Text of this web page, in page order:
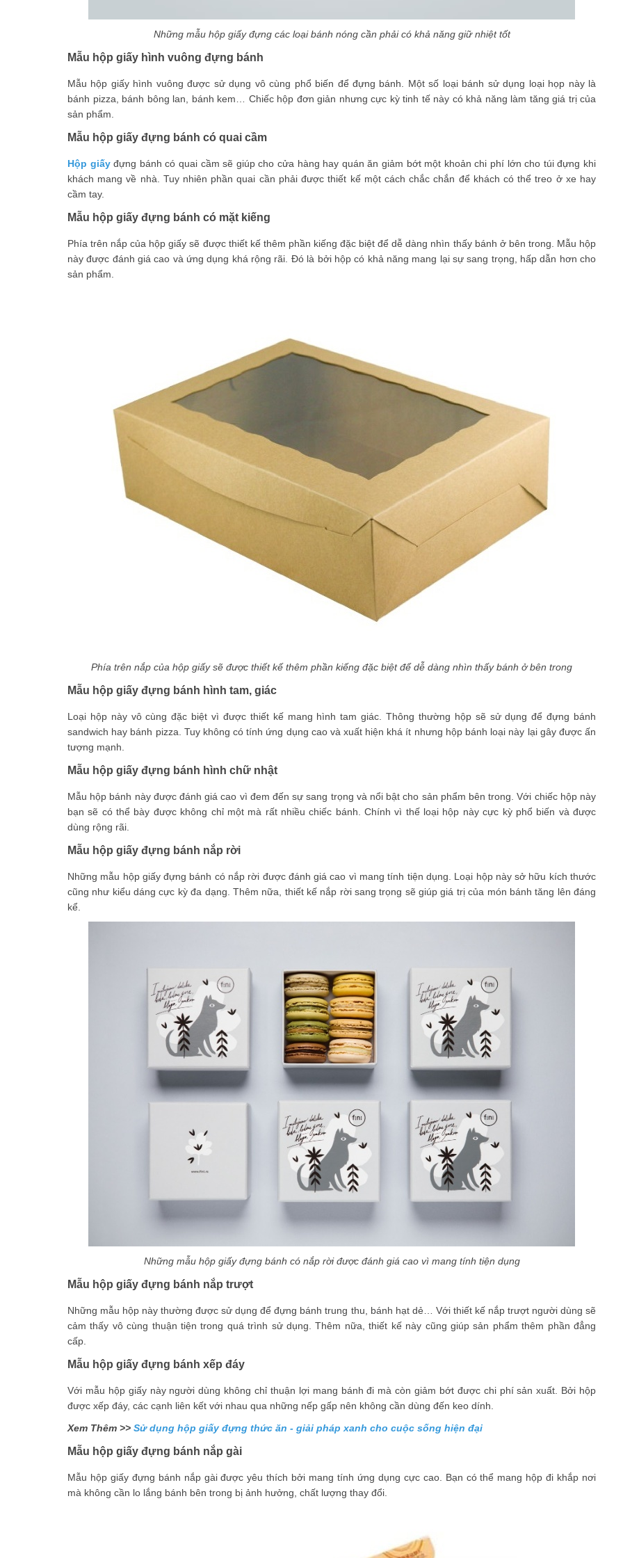
Những mẫu hộp giấy đựng các loại bánh nóng cần phải có khả năng giữ nhiệt tốt
Mẫu hộp giấy hình vuông đựng bánh
Mẫu hộp giấy hình vuông được sử dụng vô cùng phổ biến để đựng bánh. Một số loại bánh sử dụng loại họp này là
bánh pizza, bánh bông lan, bánh kem… Chiếc hộp đơn giản nhưng cực kỳ tinh tế này có khả năng làm tăng giá trị của
sản phẩm.
Mẫu hộp giấy đựng bánh có quai cầm
Hộp giấyđựng bánh có quai cầm sẽ giúp cho cửa hàng hay quán ăn giảm bớt một khoản chi phí lớn cho túi đựng khi
khách mang về nhà. Tuy nhiên phần quai cần phải được thiết kế một cách chắc chắn để khách có thể treo ở xe hay
cầm tay.
Mẫu hộp giấy đựng bánh có mặt kiếng
Phía trên nắp của hộp giấy sẽ được thiết kế thêm phần kiếng đặc biệt để dễ dàng nhìn thấy bánh ở bên trong. Mẫu hộp
này được đánh giá cao và ứng dụng khá rộng rãi. Đó là bởi hộp có khả năng mang lại sự sang trọng, hấp dẫn hơn cho
sản phẩm.
Phía trên nắp của hộp giấy sẽ được thiết kế thêm phần kiếng đặc biệt để dễ dàng nhìn thấy bánh ở bên trong
Mẫu hộp giấy đựng bánh hình tam, giác
Loại hộp này vô cùng đặc biệt vì được thiết kế mang hình tam giác. Thông thường hộp sẽ sử dụng để đựng bánh
sandwich hay bánh pizza. Tuy không có tính ứng dụng cao và xuất hiện khá ít nhưng hộp bánh loại này lại gây được ấn
tượng mạnh.
Mẫu hộp giấy đựng bánh hình chữ nhật
Mẫu hộp bánh này được đánh giá cao vì đem đến sự sang trọng và nổi bật cho sản phẩm bên trong. Với chiếc hộp này
bạn sẽ có thể bày được không chỉ một mà rất nhiều chiếc bánh. Chính vì thế loại hộp này cực kỳ phổ biến và được
dùng rộng rãi.
Mẫu hộp giấy đựng bánh nắp rời
Những mẫu hộp giấy đựng bánh có nắp rời được đánh giá cao vì mang tính tiện dụng. Loại hộp này sở hữu kích thước
cũng như kiểu dáng cực kỳ đa dạng. Thêm nữa, thiết kế nắp rời sang trọng sẽ giúp giá trị của món bánh tăng lên đáng
kể.
Những mẫu hộp giấy đựng bánh có nắp rời được đánh giá cao vì mang tính tiện dụng
Mẫu hộp giấy đựng bánh nắp trượt
Những mẫu hộp này thường được sử dụng để đựng bánh trung thu, bánh hạt dẻ… Với thiết kế nắp trượt người dùng sẽ
cảm thấy vô cùng thuận tiện trong quá trình sử dụng. Thêm nữa, thiết kế này cũng giúp sản phẩm thêm phần đẳng
cấp.
Mẫu hộp giấy đựng bánh xếp đáy
Với mẫu hộp giấy này người dùng không chỉ thuận lợi mang bánh đi mà còn giảm bớt được chi phí sản xuất. Bởi hộp
được xếp đáy, các cạnh liên kết với nhau qua những nếp gấp nên không cần dùng đến keo dính.
Xem Thêm >> Sử dụng hộp giấy đựng thức ăn - giải pháp xanh cho cuộc sống hiện đại
Mẫu hộp giấy đựng bánh nắp gài
Mẫu hộp giấy đựng bánh nắp gài được yêu thích bởi mang tính ứng dụng cực cao. Bạn có thể mang hộp đi khắp nơi
mà không cần lo lắng bánh bên trong bị ảnh hưởng, chất lượng thay đổi.